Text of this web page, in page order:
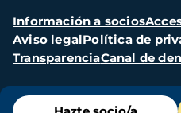
Menú
Menú
secundario
Información a socios
Aviso legalPolítica de
TransparenciaCanal de